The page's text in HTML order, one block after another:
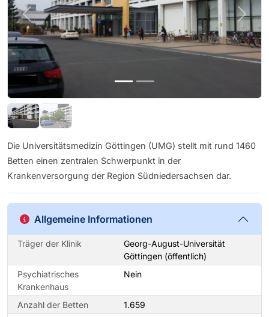
Zurück
Die Universitätsmedizin Göttingen (UMG) stellt mit rund 1460
Betten einen zentralen Schwerpunkt in der
Krankenversorgung der Region Südniedersachsen dar.
Allgemeine Informationen
Träger der Klinik
Georg-August-Universität
Göttingen (öffentlich)
Psychiatrisches
Krankenhaus
Nein
Anzahl der Betten
1.659